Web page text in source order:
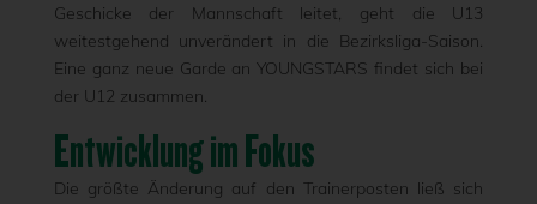
Geschicke der Mannschaft leitet, geht die U13
weitestgehend unverändert in die Bezirksliga-Saison.
Eine ganz neue Garde an YOUNGSTARS findet sich bei
der U12 zusammen.
Entwicklung im Fokus
Die größte Änderung auf den Trainerposten ließ sich